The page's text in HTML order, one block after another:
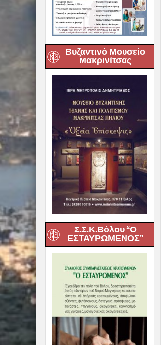
Βυζαντινό Μουσείο
Μακρινίτσας
Σ.Σ.Κ.Βόλου “Ο
ΕΣΤΑΥΡΩΜΕΝΟΣ”